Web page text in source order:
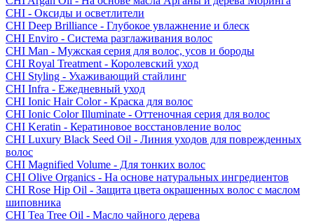
CHI - Оксиды и осветлители
CHI Deep Brilliance - Глубокое увлажнение и блеск
CHI Enviro - Система разглаживания волос
CHI Man - Мужская серия для волос, усов и бороды
CHI Royal Treatment - Королевский уход
CHI Styling - Ухаживающий стайлинг
CHI Infra - Ежедневный уход
CHI Ionic Hair Color - Краска для волос
CHI Ionic Color Illuminate - Оттеночная серия для волос
CHI Keratin - Кератиновое восстановление волос
CHI Luxury Black Seed Oil - Линия уходов для поврежденных
волос
CHI Magnified Volume - Для тонких волос
CHI Olive Organics - На основе натуральных ингредиентов
CHI Rose Hip Oil - Защита цвета окрашенных волос с маслом
шиповника
CHI Tea Tree Oil - Масло чайного дерева